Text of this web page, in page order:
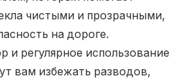
чистыми и прозрачными,
на дороге.
и регулярное использование
вам избежать разводов,